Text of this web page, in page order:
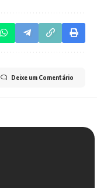
Deixe um Comentário